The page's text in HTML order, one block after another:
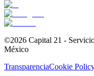
©2026 Capital 21 -
México
TransparenciaCookie